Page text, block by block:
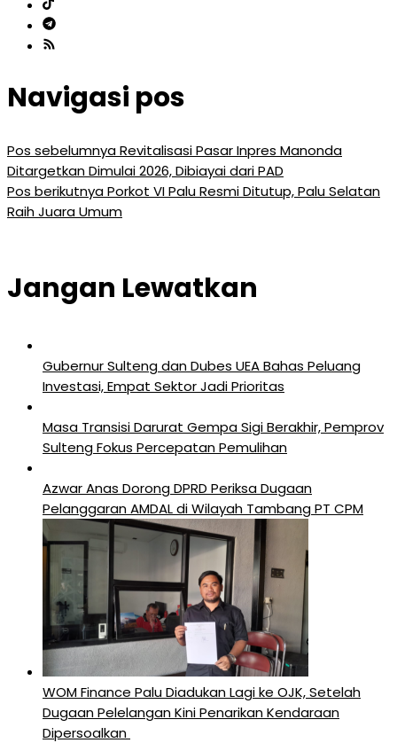
Navigasi pos
Pos sebelumnyaRevitalisasi Pasar Inpres Manonda
Ditargetkan Dimulai 2026, Dibiayai dari PAD
Pos berikutnyaPorkot VI Palu Resmi Ditutup, Palu Selatan
Raih Juara Umum
Jangan Lewatkan
Gubernur Sulteng dan Dubes UEA Bahas Peluang
Investasi, Empat Sektor Jadi Prioritas
Masa Transisi Darurat Gempa Sigi Berakhir, Pemprov
Sulteng Fokus Percepatan Pemulihan
Azwar Anas Dorong DPRD Periksa Dugaan
Pelanggaran AMDAL di Wilayah Tambang PT CPM
‎WOM Finance Palu Diadukan Lagi ke OJK, Setelah
Dugaan Pelelangan Kini Penarikan Kendaraan
Dipersoalkan ‎